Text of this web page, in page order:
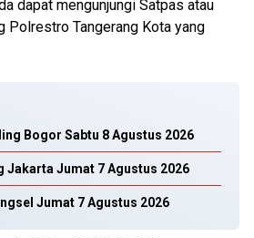
dapat mengunjungi Satpas atau
Polrestro Tangerang Kota yang
Bogor Sabtu 8 Agustus 2026
Jakarta Jumat 7 Agustus 2026
Jumat 7 Agustus 2026